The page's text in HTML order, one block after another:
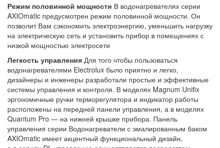
Режим половинной мощности В водонагревателях серии
AXIOmatic предусмотрен режим половинной мощности. Он
позволит Вам сэкономить электроэнергию, уменьшить нагрузку
на электрическую сеть и установить прибор в помещениях с
низкой мощностью электросети
Легкость управления Для того чтобы пользоваться
водонагревателями Electrolux было приятно и легко,
дизайнеры и инженеры разработали простые и эффективные
системы управления и контроля. В моделях Magnum Unifix
эргономичные ручки терморегулятора и индикатор работы
расположены на передней панели управления, а в моделях
Quantum Pro — на нижней крышке прибора. Панель
управления серии Водонагреватели с эмалированным баком
AXIOmatic имеет акцентный функциональный дизайн,